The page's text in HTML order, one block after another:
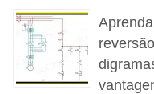
s
s
o
b